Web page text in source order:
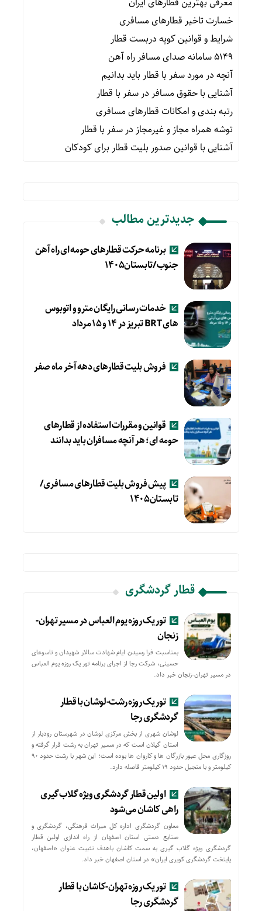
خسارت تاخیر قطارهای مسافری
شرایط و قوانین کوپه دربست قطار
۵۱۴۹ سامانه صدای مسافر راه آهن
آنچه در مورد سفر با قطار باید بدانیم
آشنایی با حقوق مسافر در سفر با قطار
رتبه بندی و امکانات قطارهای مسافری
توشه همراه مجاز و غیرمجاز در سفر با قطار
آشنایی با قوانین صدور بلیت قطار برای کودکان
جدیدترین مطالب
برنامه حرکت قطارهای حومه ای راه آهن
جنوب/تابستان۱۴۰۵
خدمات رسانی رایگان مترو و اتوبوس
های BRT تبریز در ۱۴ و ۱۵ مرداد
فروش بلیت قطارهای دهه آخر ماه صفر
قوانین و مقررات استفاده از قطارهای
حومه ای؛ هر آنچه مسافران باید بدانند
پیش فروش بلیت قطارهای مسافری/
تابستان۱۴۰۵
قطار گردشگری
تور یک روزه یوم العباس در مسیر تهران-
زنجان
بمناسبت فرا رسیدن ایام شهادت سالار شهیدان و تاسوعای
حسینی، شرکت رجا از اجرای برنامه تور یک روزه یوم العباس
در مسیر تهران-زنجان خبر داد.
تور یک روزه رشت-لوشان با قطار
گردشگری رجا
لوشان شهری از بخش مرکزی لوشان در شهرستان رودبار از
استان گیلان است که در مسیر تهران به رشت قرار گرفته و
روزگاری محل عبور بازرگان ها و کاروان ها بوده است؛ این شهر با رشت حدود ۹۰
کیلومتر و با منجیل حدود ۱۹ کیلومتر فاصله دارد.
اولین قطار گردشگری ویژه گلاب‌گیری
راهی کاشان می‌شود
معاون گردشگری اداره کل میراث فرهنگی، گردشگری و
صنایع دستی استان اصفهان از راه اندازی اولین قطار
گردشگری ویژه گلاب گیری به سمت کاشان باهدف تثبیت عنوان «اصفهان،
پایتخت گردشگری کویری ایران» در استان اصفهان خبر داد.
تور یک روزه تهران-کاشان با قطار
گردشگری رجا